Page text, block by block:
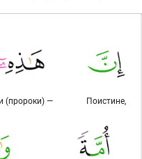
Поистине,
(пророки) —